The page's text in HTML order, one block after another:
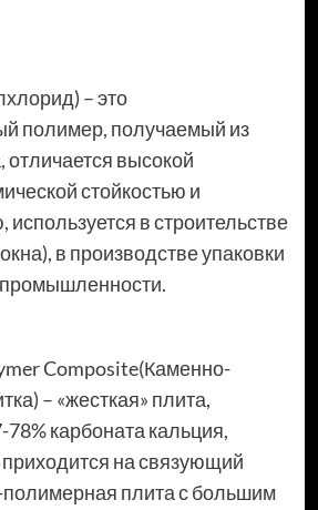
– это
полимер, получаемый из
отличается высокой
стойкостью и
используется в строительстве
в производстве упаковки
промышленности.
Composite(Каменно-
– «жесткая» плита,
карбоната кальция,
на связующий
плита с большим